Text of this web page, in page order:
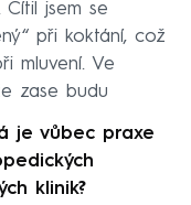
jsem se
při koktání, což
mluvení. Ve
zase budu
je vůbec praxe
klinik?